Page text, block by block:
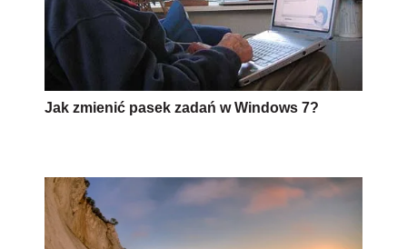
Jak zmienić pasek zadań w Windows 7?